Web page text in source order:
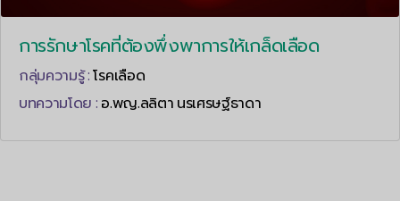
การรักษาโรคที่ต้องพึ่งพาการให้เกล็ดเลือด
กลุ่มความรู้ :โรคเลือด
บทความโดย : อ.พญ.ลลิตา นรเศรษฐ์ธาดา